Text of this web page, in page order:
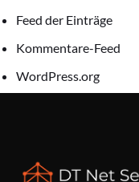
Feed der Einträge
Kommentare-Feed
WordPress.org